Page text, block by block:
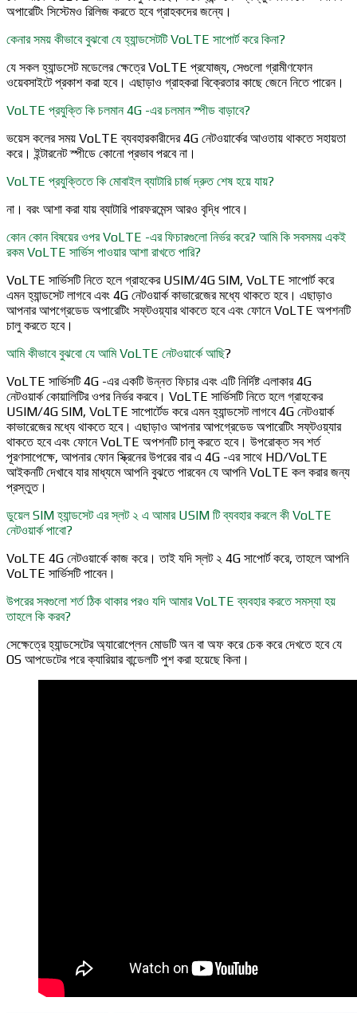
অপারেটিং সিস্টেমও রিলিজ করতে হবে গ্রাহকদের জন্যে।
কেনার সময় কীভাবে বুঝবো যে হ্যান্ডসেটটি VoLTE সাপোর্ট করে কিনা?
যে সকল হ্যান্ডসেট মডেলের ক্ষেত্রে VoLTE প্রযোজ্য, সেগুলো গ্রামীণফোন
ওয়েবসাইটে প্রকাশ করা হবে। এছাড়াও গ্রাহকরা বিক্রেতার কাছে জেনে নিতে পারেন।
VoLTE প্রযুক্তি কি চলমান 4G -এর চলমান স্পীড বাড়াবে?
ভয়েস কলের সময় VoLTE ব্যবহারকারীদের 4G নেটওয়ার্কের আওতায় থাকতে সহায়তা
করে। ইন্টারনেট স্পীডে কোনো প্রভাব পরবে না।
VoLTE প্রযুক্তিতে কি মোবাইল ব্যাটারি চার্জ দ্রুত শেষ হয়ে যায়?
না। বরং আশা করা যায় ব্যাটারি পারফরমেন্স আরও বৃদ্ধি পাবে।
কোন কোন বিষয়ের ওপর VoLTE -এর ফিচারগুলো নির্ভর করে? আমি কি সবসময় একই
রকম VoLTE সার্ভিস পাওয়ার আশা রাখতে পারি?
VoLTE সার্ভিসটি নিতে হলে গ্রাহকের USIM/4G SIM, VoLTE সাপোর্ট করে
এমন হ্যান্ডসেট লাগবে এবং 4G নেটওয়ার্ক কাভারেজের মধ্যে থাকতে হবে। এছাড়াও
আপনার আপগ্রেডেড অপারেটিং সফ্‌টওয়্যার থাকতে হবে এবং ফোনে VoLTE অপশনটি
চালু করতে হবে।
আমি কীভাবে বুঝবো যে আমি VoLTE নেটওয়ার্কে আছি?
VoLTE সার্ভিসটি 4G -এর একটি উন্নত ফিচার এবং এটি নির্দিষ্ট এলাকার 4G
নেটওয়ার্ক কোয়ালিটির ওপর নির্ভর করবে। VoLTE সার্ভিসটি নিতে হলে গ্রাহকের
USIM/4G SIM, VoLTE সাপোর্টেড করে এমন হ্যান্ডসেট লাগবে 4G নেটওয়ার্ক
কাভারেজের মধ্যে থাকতে হবে। এছাড়াও আপনার আপগ্রেডেড অপারেটিং সফ্‌টওয়্যার
থাকতে হবে এবং ফোনে VoLTE অপশনটি চালু করতে হবে। উপরোক্ত সব শর্ত
পূরণসাপেক্ষে, আপনার ফোন স্ক্রিনের উপরের বার এ 4G -এর সাথে HD/VoLTE
আইকনটি দেখাবে যার মাধ্যমে আপনি বুঝতে পারবেন যে আপনি VoLTE কল করার জন্য
প্রস্তুত।
ডুয়েল SIM হ্যান্ডসেট এর স্লট ২ এ আমার USIM টি ব্যবহার করলে কী VoLTE
নেটওয়ার্ক পাবো?
VoLTE 4G নেটওয়ার্কে কাজ করে। তাই যদি স্লট ২ 4G সাপোর্ট করে, তাহলে আপনি
VoLTE সার্ভিসটি পাবেন।
উপরের সবগুলো শর্ত ঠিক থাকার পরও যদি আমার VoLTE ব্যবহার করতে সমস্যা হয়
তাহলে কি করব?
সেক্ষেত্রে হ্যান্ডসেটের অ্যারোপ্লেন মোডটি অন বা অফ করে চেক করে দেখতে হবে যে
OS আপডেটের পরে ক্যারিয়ার বান্ডেলটি পুশ করা হয়েছে কিনা।